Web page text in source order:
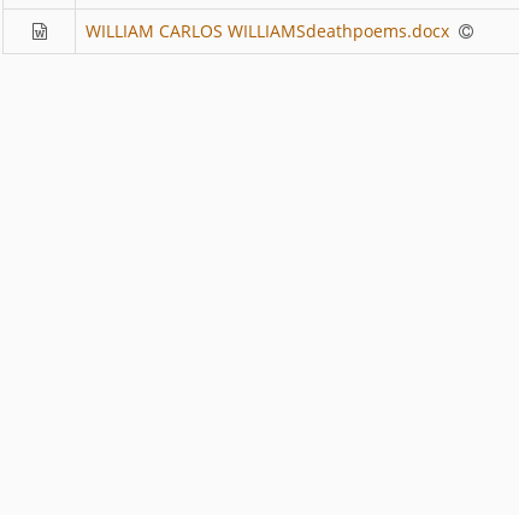
WILLIAM CARLOS WILLIAMSdeathpoems.docx